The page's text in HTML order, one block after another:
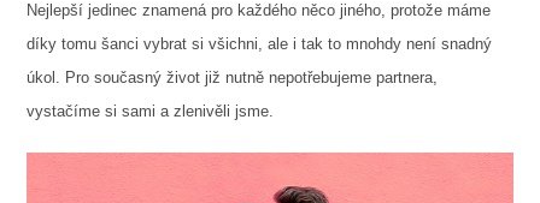
Nejlepší jedinec znamená pro každého něco jiného, protože máme
díky tomu šanci vybrat si všichni, ale i tak to mnohdy není snadný
úkol. Pro současný život již nutně nepotřebujeme partnera,
vystačíme si sami a zlenivěli jsme.